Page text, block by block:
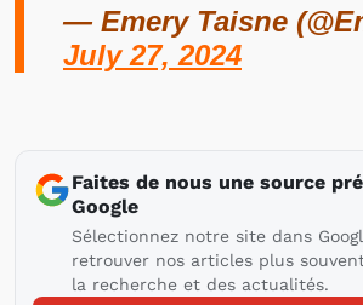
— Emery Taisne
July 27, 2024
Faites de nous une source
Google
Sélectionnez notre site dans
retrouver nos articles plus
la recherche et des actualités.